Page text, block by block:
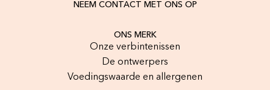
NEEM CONTACT MET ONS OP
ONS MERK
Onze verbintenissen
De ontwerpers
Voedingswaarde en allergenen